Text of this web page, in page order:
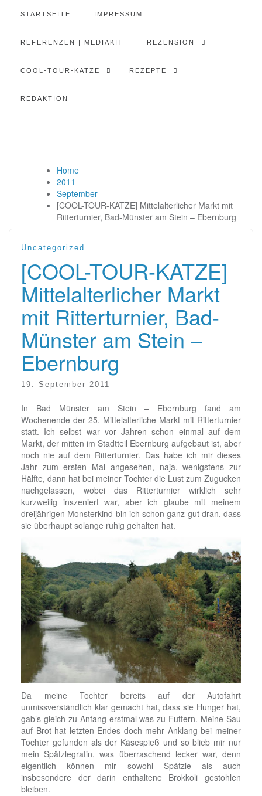
STARTSEITE IMPRESSUM
REFERENZEN | MEDIAKIT REZENSION
COOL-TOUR-KATZE REZEPTE
REDAKTION
Home
2011
September
[COOL-TOUR-KATZE] Mittelalterlicher Markt mit
Ritterturnier, Bad-Münster am Stein – Ebernburg
Uncategorized
[COOL-TOUR-KATZE]
Mittelalterlicher Markt
mit Ritterturnier, Bad-
Münster am Stein –
Ebernburg
19. September 2011
In Bad Münster am Stein – Ebernburg fand am
Wochenende der 25. Mittelalterliche Markt mit Ritterturnier
statt. Ich selbst war vor Jahren schon einmal auf dem
Markt, der mitten im Stadtteil Ebernburg aufgebaut ist, aber
noch nie auf dem Ritterturnier. Das habe ich mir dieses
Jahr zum ersten Mal angesehen, naja, wenigstens zur
Hälfte, dann hat bei meiner Tochter die Lust zum Zugucken
nachgelassen, wobei das Ritterturnier wirklich sehr
kurzweilig inszeniert war, aber ich glaube mit meinem
dreijährigen Monsterkind bin ich schon ganz gut dran, dass
sie überhaupt solange ruhig gehalten hat.
Da meine Tochter bereits auf der Autofahrt
unmissverständlich klar gemacht hat, dass sie Hunger hat,
gab’s gleich zu Anfang erstmal was zu Futtern. Meine Sau
auf Brot hat letzten Endes doch mehr Anklang bei meiner
Tochter gefunden als der Käsespieß und so blieb mir nur
mein Spätzlegratin, was überraschend lecker war, denn
eigentlich können mir sowohl Spätzle als auch
insbesondere der darin enthaltene Brokkoli gestohlen
bleiben.